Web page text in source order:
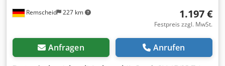
Remscheid 227 km 1.197 €
Festpreis zzgl. MwSt.
Anfragen Anrufen